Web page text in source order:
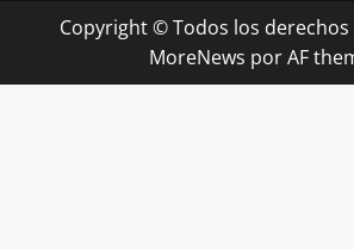
Copyright © Todos los
MoreNews por AF